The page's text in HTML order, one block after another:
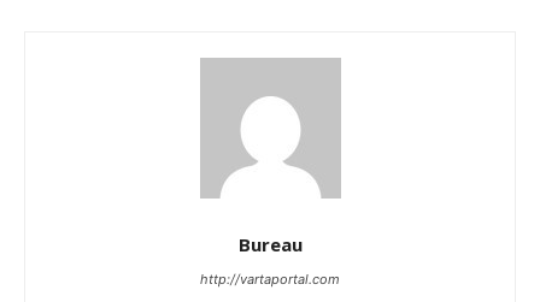
Bureau
http://vartaportal.com